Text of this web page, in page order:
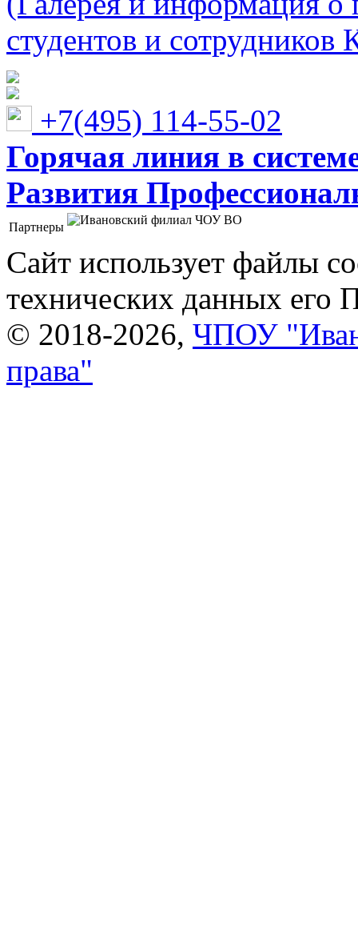
студентов и сотрудников
+7(495) 114-55-02
Горячая линия в
Развития
Партнеры
Сайт использует файлы
технических данных его
© 2018-2026, ЧПОУ
права"